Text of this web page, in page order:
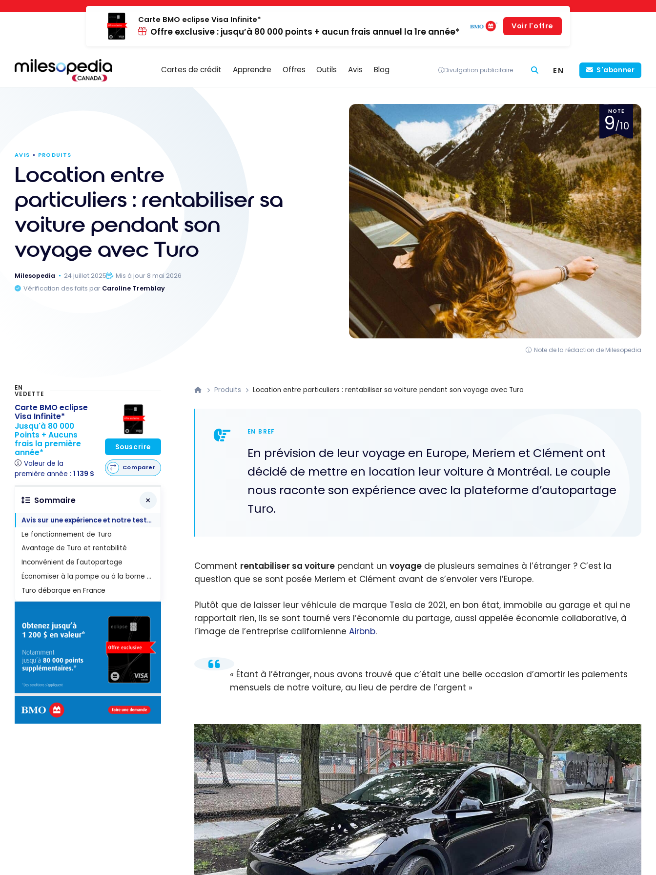
Panneau de gestion des cookies
Carte BMO eclipse Visa Infinite*
Offre exclusive : jusqu’à 80 000 points + aucun frais annuel la 1re année*
Voir l'offre
Cartes de crédit Apprendre Offres Outils Avis Blog Divulgation publicitaire EN S'abonner
AVIS PRODUITS
Location entre
particuliers : rentabiliser sa
voiture pendant son
voyage avec Turo
Milesopedia 24 juillet 2025
Mis à jour 8 mai 2026
Vérification des faits par Caroline Tremblay
NOTE
9/10
Note de la rédaction de Milesopedia
Produits Location entre particuliers : rentabiliser sa voiture pendant son voyage avec Turo
EN BREF
En prévision de leur voyage en Europe, Meriem et Clément ont
décidé de mettre en location leur voiture à Montréal. Le couple
nous raconte son expérience avec la plateforme d’autopartage
Turo.
Comment rentabiliser sa voiture pendant un voyage de plusieurs semaines à l’étranger ? C’est la
question que se sont posée Meriem et Clément avant de s’envoler vers l’Europe.
Plutôt que de laisser leur véhicule de marque Tesla de 2021, en bon état, immobile au garage et qui ne
rapportait rien, ils se sont tourné vers l’économie du partage, aussi appelée économie collaborative, à
l’image de l’entreprise californienne Airbnb.
Étant à l’étranger, nous avons trouvé que c’était une belle occasion d’amortir les paiements
mensuels de notre voiture, au lieu de perdre de l’argent
EN
VEDETTE
Carte BMO eclipse
Visa Infinite*
Jusqu'à 80 000
Points + Aucuns
frais la première
année*
Valeur de la
première année : 1 139 $
Souscrire
Comparer
Sommaire
Avis sur une expérience et notre test Turo
Le fonctionnement de Turo
Avantage de Turo et rentabilité
Inconvénient de l'autopartage
Économiser à la pompe ou à la borne de recharge
Turo débarque en France